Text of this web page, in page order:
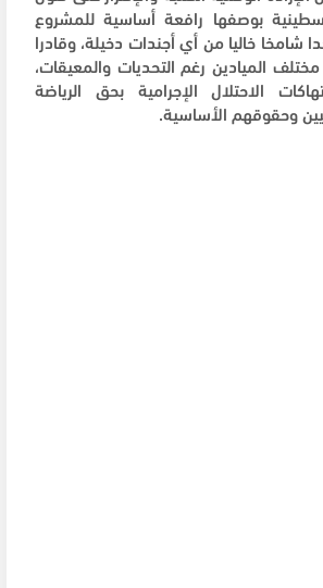
بوصفها رافعة أساسية للمشروع
شامخا خاليا من أي أجندات دخيلة، وقادرا
الميادين رغم التحديات والمعيقات،
الاحتلال الإجرامية بحق الرياضة
وحقوقهم الأساسية.